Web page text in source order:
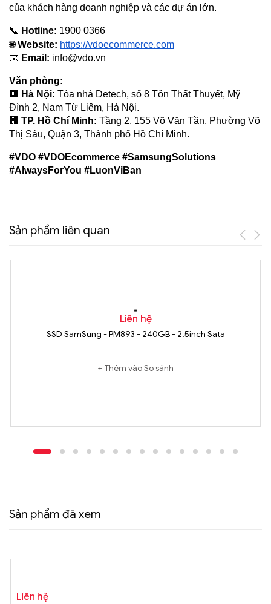
của khách hàng doanh nghiệp và các dự án lớn.
📞 Hotline: 1900 0366
🌐 Website: https://vdoecommerce.com
📧 Email: info@vdo.vn
Văn phòng:
🏢
Hà Nội: Tòa nhà Detech, số 8 Tôn Thất Thuyết, Mỹ
Đình 2, Nam Từ Liêm, Hà Nội.
🏢 TP. Hồ Chí Minh: Tầng 2, 155 Võ Văn Tần, Phường Võ
Thị Sáu, Quận 3, Thành phố Hồ Chí Minh.
#VDO #VDOEcommerce #SamsungSolutions
#AlwaysForYou #LuonViBan
Sản phẩm liên quan
Liên hệ
SSD SamSung - PM893 - 240GB - 2.5inch Sata
Thêm vào So sánh
Sản phẩm đã xem
Liên hệ